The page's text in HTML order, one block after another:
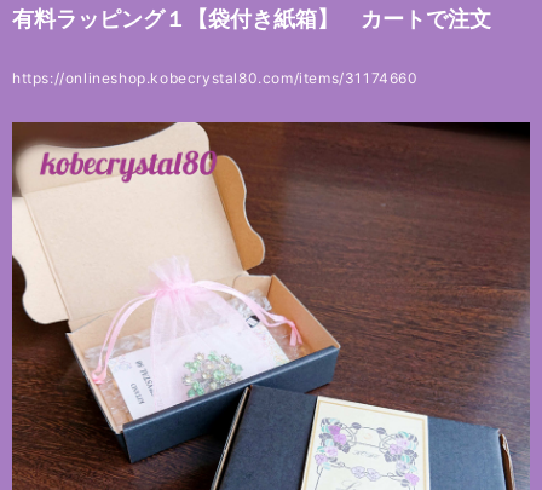
有料ラッピング１【袋付き紙箱】 カートで注文
https://onlineshop.kobecrystal80.com/items/31174660